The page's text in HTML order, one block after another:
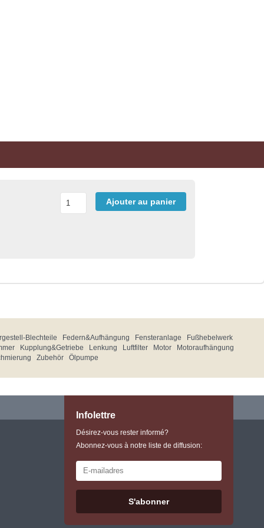
Ajouter au panier
Blechteile Federn&Aufhängung Fensteranlage
Fußhebelwerk
Kupplung&Getriebe Lenkung Luftfilter Motor
Motoraufhängung
Zubehör Ölpumpe
Infolettre
Désirez-vous rester informé?
Abonnez-vous à notre liste de diffusion:
S'abonner